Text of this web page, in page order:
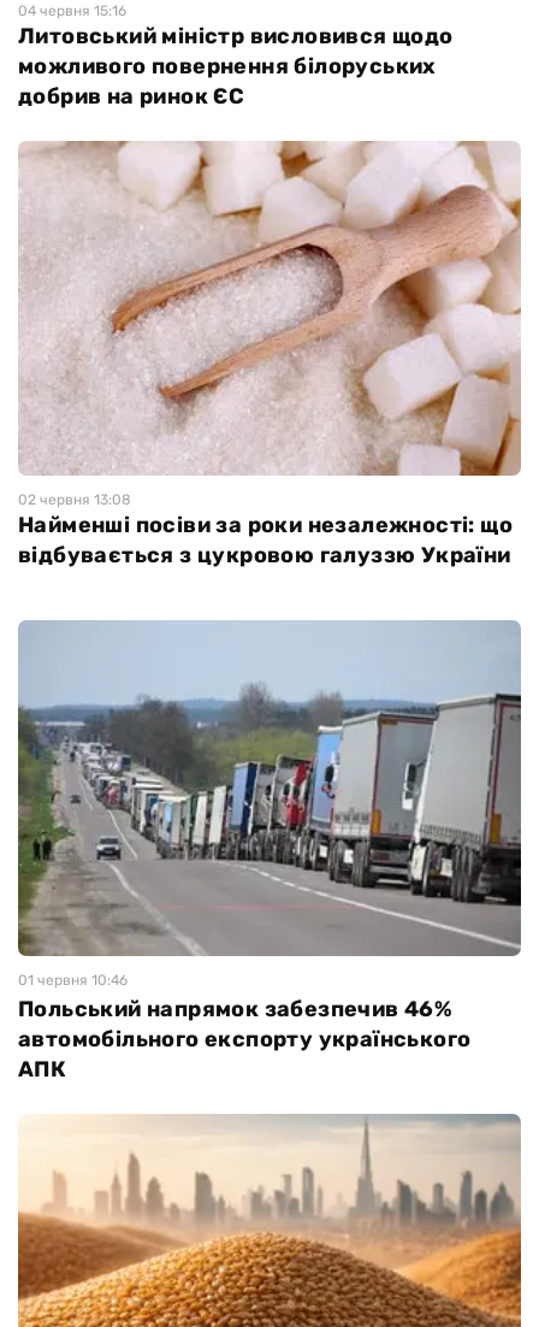
04 червня 15:16
Литовський міністр висловився щодо
можливого повернення білоруських
добрив на ринок ЄС
02 червня 13:08
Найменші посіви за роки незалежності: що
відбувається з цукровою галуззю України
01 червня 10:46
Польський напрямок забезпечив 46%
автомобільного експорту українського
АПК